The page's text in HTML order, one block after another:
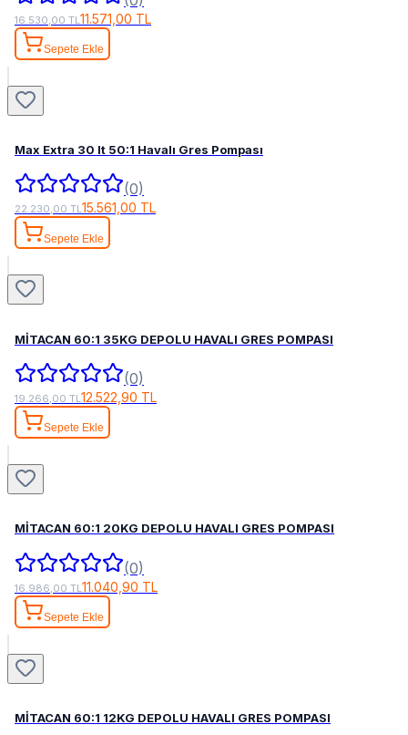
16.530,00 TL11.571,00 TL
Sepete Ekle
Max Extra 30 lt 50:1 Havalı Gres Pompası
(0)
22.230,00 TL15.561,00 TL
Sepete Ekle
MİTACAN 60:1 35KG DEPOLU HAVALI GRES POMPASI
(0)
19.266,00 TL12.522,90 TL
Sepete Ekle
MİTACAN 60:1 20KG DEPOLU HAVALI GRES POMPASI
(0)
16.986,00 TL 11.040,90 TL
Sepete Ekle
MİTACAN 60:1 12KG DEPOLU HAVALI GRES POMPASI